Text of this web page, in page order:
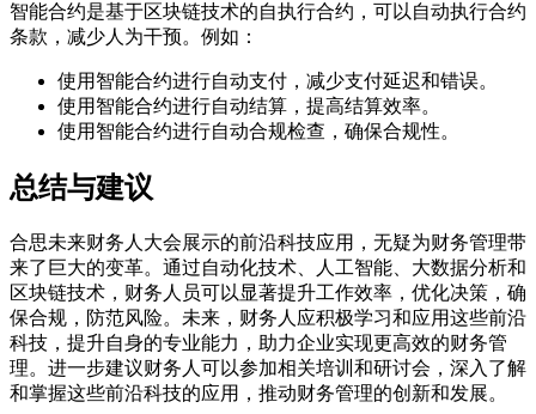
智能合约是基于区块链技术的自执行合约，可以自动执行合约
条款，减少人为干预。例如：
使用智能合约进行自动支付，减少支付延迟和错误。
使用智能合约进行自动结算，提高结算效率。
使用智能合约进行自动合规检查，确保合规性。
总结与建议
合思未来财务人大会展示的前沿科技应用，无疑为财务管理带
来了巨大的变革。通过自动化技术、人工智能、大数据分析和
区块链技术，财务人员可以显著提升工作效率，优化决策，确
保合规，防范风险。未来，财务人应积极学习和应用这些前沿
科技，提升自身的专业能力，助力企业实现更高效的财务管
理。进一步建议财务人可以参加相关培训和研讨会，深入了解
和掌握这些前沿科技的应用，推动财务管理的创新和发展。